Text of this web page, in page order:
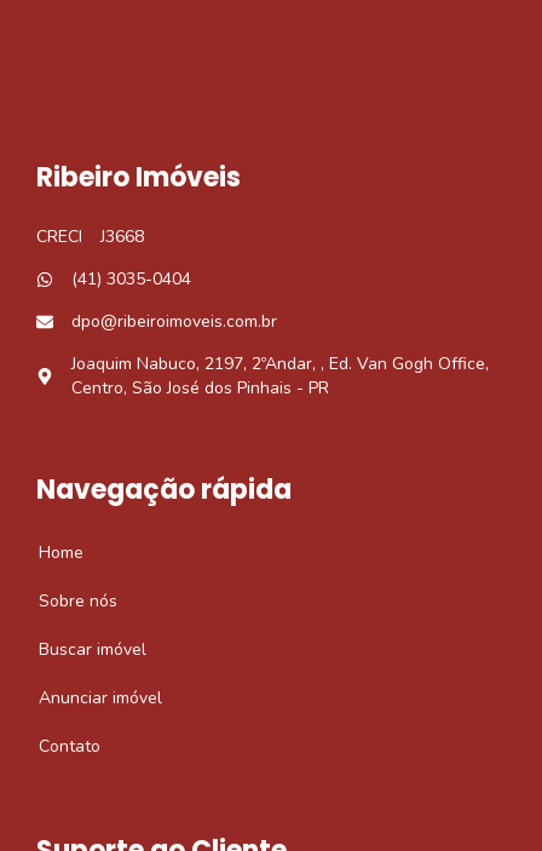
Ribeiro Imóveis
CRECI
J3668
(41) 3035-0404
dpo@ribeiroimoveis.com.br
Joaquim Nabuco, 2197, 2ºAndar, , Ed. Van Gogh Office,
Centro, São José dos Pinhais - PR
Navegação rápida
Home
Sobre nós
Buscar imóvel
Anunciar imóvel
Contato